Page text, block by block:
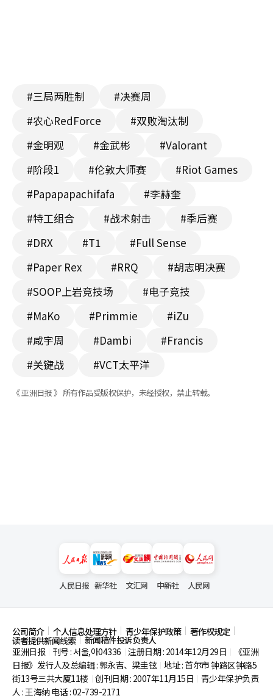
#三局两胜制
#决赛周
#农心RedForce
#双败淘汰制
#金明观
#金武彬
#Valorant
#阶段1
#伦敦大师赛
#Riot Games
#Papapapachifafa
#李赫奎
#特工组合
#战术射击
#季后赛
#DRX
#T1
#Full Sense
#Paper Rex
#RRQ
#胡志明决赛
#SOOP上岩竞技场
#电子竞技
#MaKo
#Primmie
#iZu
#咸宇周
#Dambi
#Francis
#关键战
#VCT太平洋
《 亚洲日报 》 所有作品受版权保护，未经授权，禁止转载。
人民日报 新华社 文汇网 中新社 人民网
公司简介 个人信息处理方针 青少年保护政策 著作权规定
读者提供新闻线索
新闻稿件投诉负责人
亚洲日报
刊号 : 서울,아04336 注册日期 : 2014年12月29日
《亚洲
日报》发行人及总编辑 : 郭永吉、梁圭铉 地址 : 首尔市钟路区钟路5
街13号三共大厦11楼 创刊日期 : 2007年11月15日
青少年保护负责
人 : 王海纳 电话 : 02-739-2171